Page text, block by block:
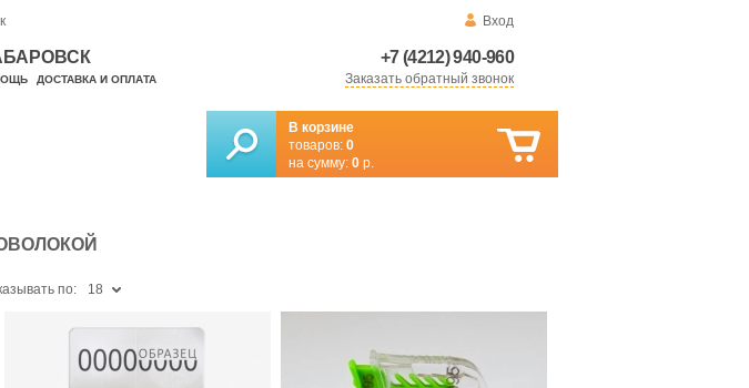
Вход
+7 (4212) 940-960
Заказать обратный звонок
ДОСТАВКА И ОПЛАТА
В корзине
товаров: 0
на сумму: 0 р.
по: 18